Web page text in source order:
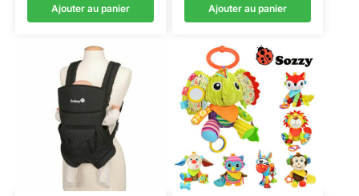
Ajouter au panier Ajouter au panier